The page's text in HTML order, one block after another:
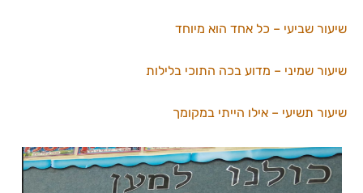
שיעור שביעי – כל אחד הוא מיוחד
שיעור שמיני – מדוע בכה התוכי בלילות
שיעור תשיעי – אילו הייתי במקומך